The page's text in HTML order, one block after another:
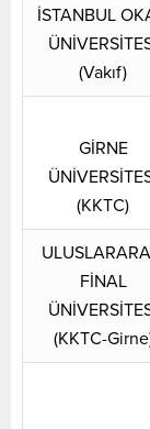
İSTANBUL
(Vakıf)
GİRNE
(KKTC)
FİNAL
(KKTC-